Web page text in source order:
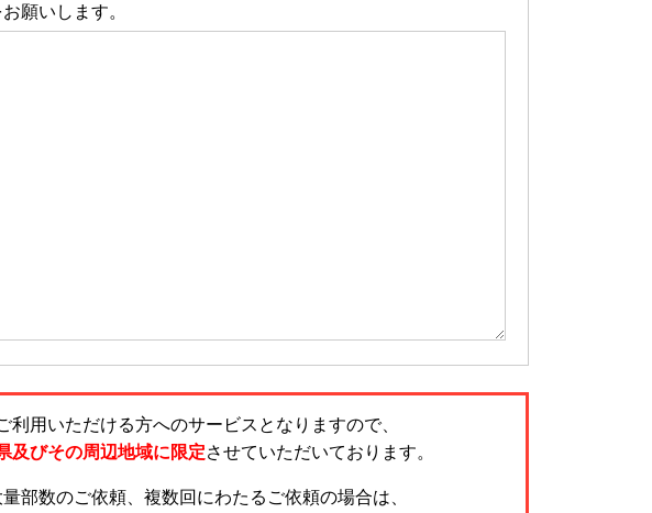
願いします。
利用いただける方へのサービスとなりますので、
及びその周辺地域に限定させていただいております。
部数のご依頼、複数回にわたるご依頼の場合は、